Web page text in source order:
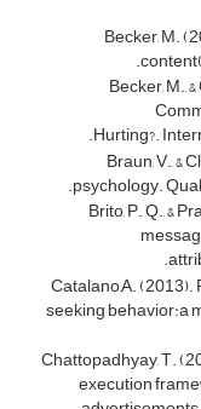
Becker, M.
Becker, M.,
Hurting?.
Braun, V., &
psychology.
Brito, P. Q., &
Catalano,A.
seeking behavior:a
Chattopadhyay, T.
execution